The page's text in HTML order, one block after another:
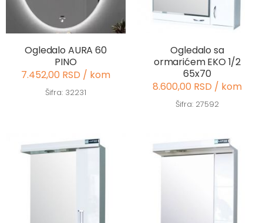
Ogledalo AURA 60
PINO
7.452,00 RSD / kom
Šifra: 32231
Ogledalo sa
ormarićem EKO 1/2
65x70
8.600,00 RSD / kom
Šifra: 27592